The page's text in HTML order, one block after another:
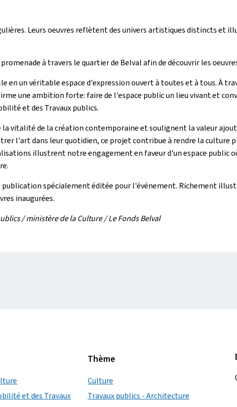
Leurs oeuvres reflètent des univers artistiques distincts et
à travers le quartier de Belval afin de découvrir les
un véritable espace d'expression ouvert à toutes et à tous. À
une ambition forte: faire de l'espace public un lieu vivant et
et des Travaux publics.
la vitalité de la création contemporaine et soulignent la valeur
l'art dans leur quotidien, ce projet contribue à rendre la culture
illustrent notre engagement en faveur d'un espace public
spécialement éditée pour l'événement. Richement
inaugurées.
/ ministère de la Culture / Le Fonds Belval
et des Travaux
Thème
Culture
Travaux publics - Architecture